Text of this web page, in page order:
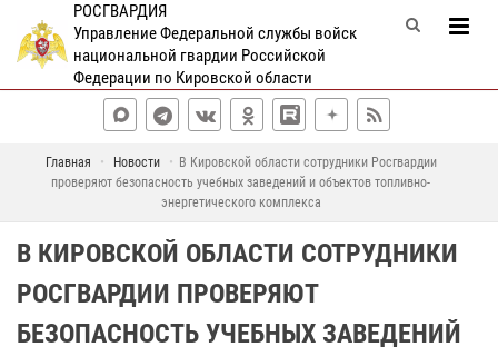
РОСГВАРДИЯ
Управление Федеральной службы войск
национальной гвардии Российской
Федерации по Кировской области
Главная Новости
В Кировской области сотрудники Росгвардии
проверяют безопасность учебных заведений и объектов топливно-
энергетического комплекса
В КИРОВСКОЙ ОБЛАСТИ СОТРУДНИКИ
РОСГВАРДИИ ПРОВЕРЯЮТ
БЕЗОПАСНОСТЬ УЧЕБНЫХ ЗАВЕДЕНИЙ